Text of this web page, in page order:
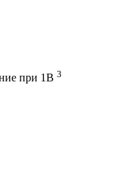
при 1В 3